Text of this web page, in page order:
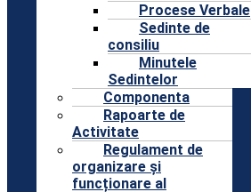
Procese Verbale
Sedinte de
consiliu
Minutele
Sedintelor
Componenta
Rapoarte de
Activitate
Regulament de
organizare și
funcționare al